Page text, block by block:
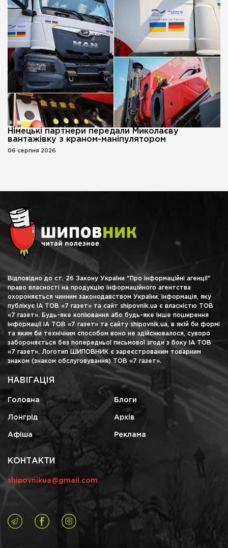
Німецькі партнери передали Миколаєву
вантажівку з краном-маніпулятором
06 серпня 2026
Відповідно до ст. 26 Закону України "Про інформаційні агенції"
право власності на продукцію інформаційного агентства
охороняється чинним законодавством України. Інформація, яку
публікує ІА ТОВ «7 газет» та сайт shipovnik.ua є власністю ТОВ
«7 газет». Будь-яке копіювання або будь-яке інше поширення
інформації ІА ТОВ «7 газет» та сайту shipovnik.ua, в якій би формі
та яким би технічним способом воно не здійснювалося, суворо
забороняється без попередньої письмової згоди з боку ІА ТОВ
«7 газет». Логотип ШИПОВНИК є зареєстрованим товарним
знаком (знаком обслуговування) ТОВ «7 газет».
НАВІГАЦІЯ
Головна Блоги
Лонгрід Архів
Афіша Реклама
КОНТАКТИ
shipovnikua@gmail.com